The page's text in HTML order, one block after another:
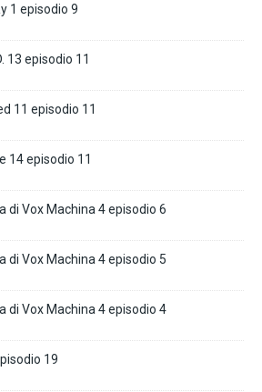
1 episodio 9
13 episodio 11
11 episodio 11
14 episodio 11
di Vox Machina 4 episodio 6
di Vox Machina 4 episodio 5
di Vox Machina 4 episodio 4
19